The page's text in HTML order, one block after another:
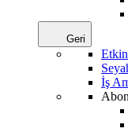
Geri
İş